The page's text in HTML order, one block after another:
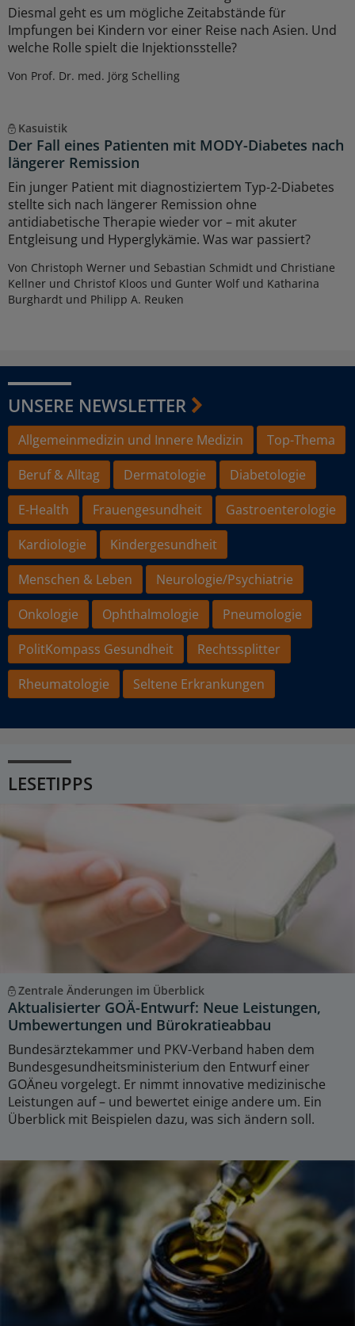
Diesmal geht es um mögliche Zeitabstände für
Impfungen bei Kindern vor einer Reise nach Asien. Und
welche Rolle spielt die Injektionsstelle?
Von Prof. Dr. med. Jörg Schelling
Kasuistik
Der Fall eines Patienten mit MODY-Diabetes nach
längerer Remission
Ein junger Patient mit diagnostiziertem Typ-2-Diabetes
stellte sich nach längerer Remission ohne
antidiabetische Therapie wieder vor – mit akuter
Entgleisung und Hyperglykämie. Was war passiert?
Von Christoph Werner und Sebastian Schmidt und Christiane
Kellner und Christof Kloos und Gunter Wolf und Katharina
Burghardt und Philipp A. Reuken
UNSERE NEWSLETTER
Allgemeinmedizin und Innere Medizin
Top-Thema
Beruf & Alltag
Dermatologie
Diabetologie
E-Health
Frauengesundheit
Gastroenterologie
Kardiologie
Kindergesundheit
Menschen & Leben
Neurologie/Psychiatrie
Onkologie
Ophthalmologie
Pneumologie
PolitKompass Gesundheit
Rechtssplitter
Rheumatologie
Seltene Erkrankungen
LESETIPPS
Zentrale Änderungen im Überblick
Aktualisierter GOÄ-Entwurf: Neue Leistungen,
Umbewertungen und Bürokratieabbau
Bundesärztekammer und PKV-Verband haben dem
Bundesgesundheitsministerium den Entwurf einer
GOÄneu vorgelegt. Er nimmt innovative medizinische
Leistungen auf – und bewertet einige andere um. Ein
Überblick mit Beispielen dazu, was sich ändern soll.